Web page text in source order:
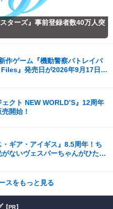
ターズ』事前登録者数40万人突
作ゲーム『機動警察パトレイバ
』発売日が2026年9月17日
ェクト NEW WORLD’S』12周年
開始！
ギア・アイギス』8.5周年！ち
がないヴェスパーちゃんがひたす
スをもっと見る
【PR】